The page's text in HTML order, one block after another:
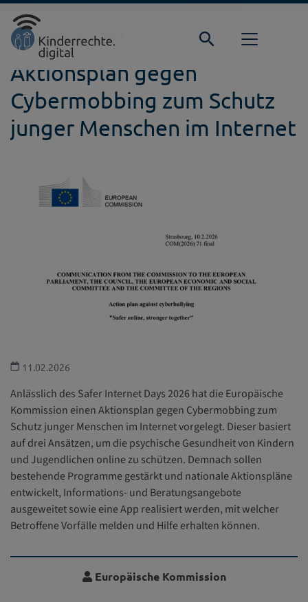
Direkt zur Hauptnavigation springen
Direkt zum Inhalt springen
StartseiteHintergrund Detail
Aktionsplan gegen
Cybermobbing zum Schutz
junger Menschen im Internet
11.02.2026
Anlässlich des Safer Internet Days 2026 hat die Europäische
Kommission einen Aktionsplan gegen Cybermobbing zum
Schutz junger Menschen im Internet vorgelegt. Dieser basiert
auf drei Ansätzen, um die psychische Gesundheit von Kindern
und Jugendlichen online zu schützen. Demnach sollen
bestehende Programme gestärkt und nationale Aktionspläne
entwickelt, Informations- und Beratungsangebote
ausgeweitet sowie eine App realisiert werden, mit welcher
Betroffene Vorfälle melden und Hilfe erhalten können.
Europäische Kommission